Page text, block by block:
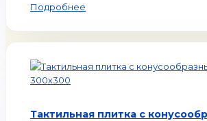
Подробнее
Тактильная плитка с